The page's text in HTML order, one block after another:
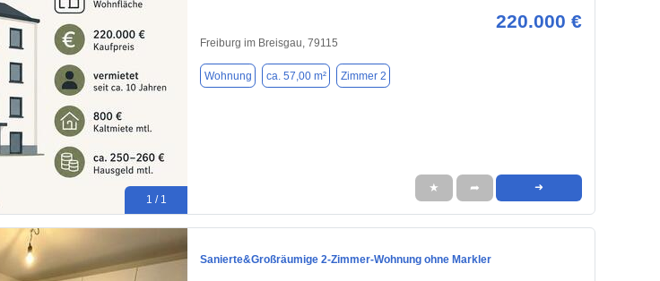
1 / 1
220.000 €
Freiburg im Breisgau, 79115
Wohnung ca. 57,00 m² Zimmer 2
★ ➦ ➜
Sanierte&Großräumige 2-Zimmer-Wohnung ohne Markler